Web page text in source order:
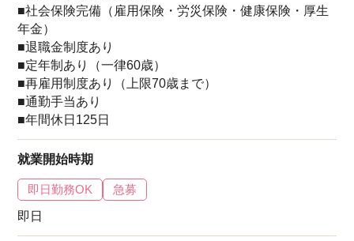
■社会保険完備（雇用保険・労災保険・健康保険・厚生
年金）
■退職金制度あり
■定年制あり（一律60歳）
■再雇用制度あり（上限70歳まで）
■通勤手当あり
■年間休日125日
就業開始時期
即日勤務OK 急募
即日